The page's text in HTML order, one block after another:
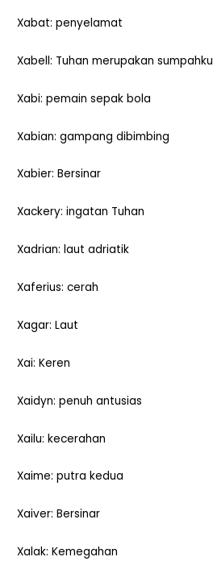
Xabat: penyelamat
Xabell: Tuhan merupakan sumpahku
Xabi: pemain sepak bola
Xabian: gampang dibimbing
Xabier: Bersinar
Xackery: ingatan Tuhan
Xadrian: laut adriatik
Xaferius: cerah
Xagar: Laut
Xai: Keren
Xaidyn: penuh antusias
Xailu: kecerahan
Xaime: putra kedua
Xaiver: Bersinar
Xalak: Kemegahan